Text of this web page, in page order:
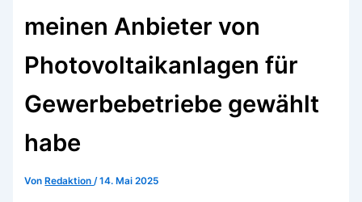
meinen Anbieter von
Photovoltaikanlagen für
Gewerbebetriebe gewählt
habe
Von Redaktion/14. Mai 2025